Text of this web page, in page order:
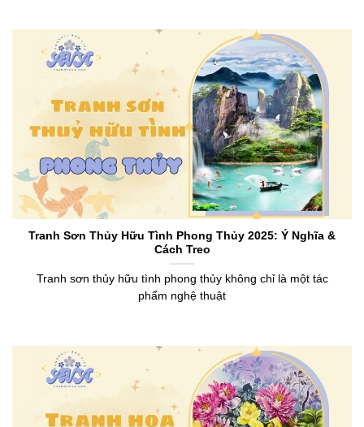
Tranh Sơn Thủy Hữu Tình Phong Thủy 2025: Ý Nghĩa &
Cách Treo
Tranh sơn thủy hữu tình phong thủy không chỉ là một tác
phẩm nghệ thuật